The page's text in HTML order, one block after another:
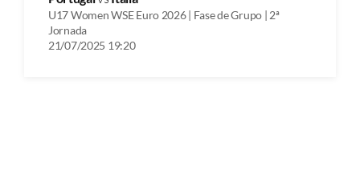
U17 Women WSE Euro 2026 | Fase de Grupo | 2ª
Jornada
21/07/2025 19:20